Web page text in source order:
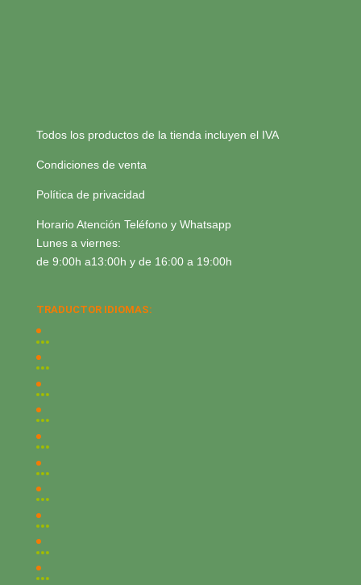
Todos los productos de la tienda incluyen el IVA
Condiciones de venta
Política de privacidad
Horario Atención Teléfono y Whatsapp
Lunes a viernes:
de 9:00h a13:00h y de 16:00 a 19:00h
TRADUCTOR IDIOMAS: